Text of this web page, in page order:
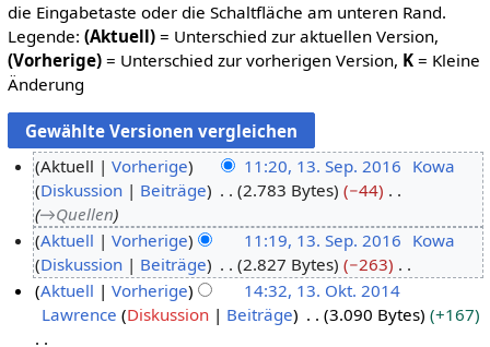
die Eingabetaste oder die Schaltfläche am unteren Rand.
Legende: (Aktuell)= Unterschied zur aktuellen Version,
(Vorherige)= Unterschied zur vorherigen Version, K= Kleine
Änderung
e
Aktuell Vorherige 11:20, 13. Sep. 2016 Kowa
Diskussion
Beiträge 2.783 Bytes
−44
→Quellen
Aktuell
Vorherige 11:19, 13. Sep. 2016 Kowa
Diskussion
Beiträge 2.827 Bytes
−263
K
e
Aktuell Vorherige
14:32, 13. Okt. 2014
Lawrence Diskussion Beiträge 3.090 Bytes +167